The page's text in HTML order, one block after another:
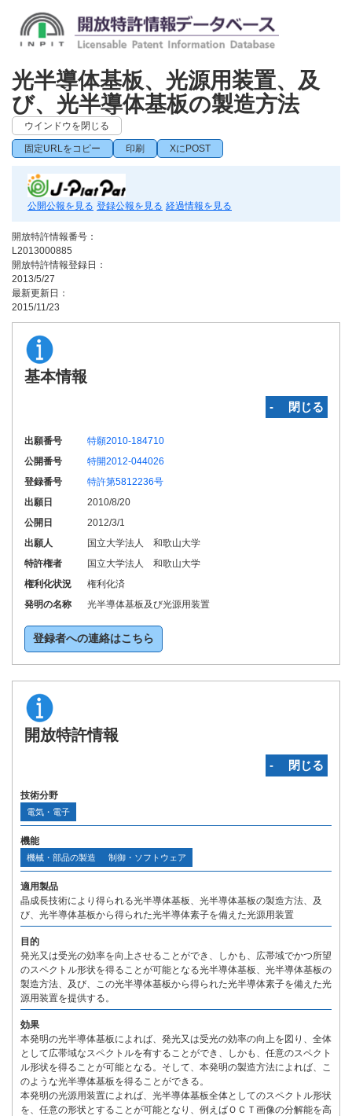
光半導体基板、光源用装置、及
び、光半導体基板の製造方法
ウインドウを閉じる
固定URLをコピー 印刷 XにPOST
公開公報を見る 登録公報を見る 経過情報を見る
開放特許情報番号：
L2013000885
開放特許情報登録日：
2013/5/27
最新更新日：
2015/11/23
基本情報
‐ 閉じる
出願番号
特願2010-184710
公開番号
特開2012-044026
登録番号
特許第5812236号
出願日
2010/8/20
公開日
2012/3/1
出願人
国立大学法人 和歌山大学
特許権者
国立大学法人 和歌山大学
権利化状況
権利化済
発明の名称
光半導体基板及び光源用装置
登録者への連絡はこちら
開放特許情報
‐ 閉じる
技術分野
電気・電子
機能
機械・部品の製造 制御・ソフトウェア
適用製品
晶成長技術により得られる光半導体基板、光半導体基板の製造方法、及
び、光半導体基板から得られた光半導体素子を備えた光源用装置
目的
発光又は受光の効率を向上させることができ、しかも、広帯域でかつ所望
のスペクトル形状を得ることが可能となる光半導体基板、光半導体基板の
製造方法、及び、この光半導体基板から得られた光半導体素子を備えた光
源用装置を提供する。
効果
本発明の光半導体基板によれば、発光又は受光の効率の向上を図り、全体
として広帯域なスペクトルを有することができ、しかも、任意のスペクト
ル形状を得ることが可能となる。そして、本発明の製造方法によれば、こ
のような光半導体基板を得ることができる。
本発明の光源用装置によれば、光半導体基板全体としてのスペクトル形状
を、任意の形状とすることが可能となり、例えばＯＣＴ画像の分解能を高